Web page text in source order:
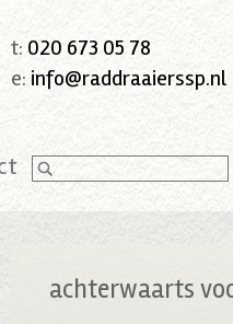
t: 020 673 05 78
e: info@raddraaierssp.nl
achterwaarts